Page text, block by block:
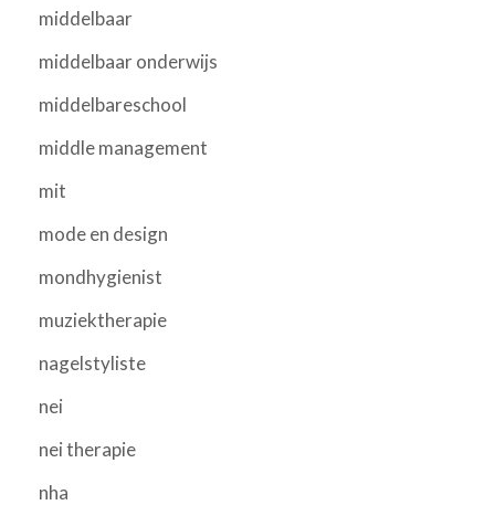
middelbaar
middelbaar onderwijs
middelbareschool
middle management
mit
mode en design
mondhygienist
muziektherapie
nagelstyliste
nei
nei therapie
nha